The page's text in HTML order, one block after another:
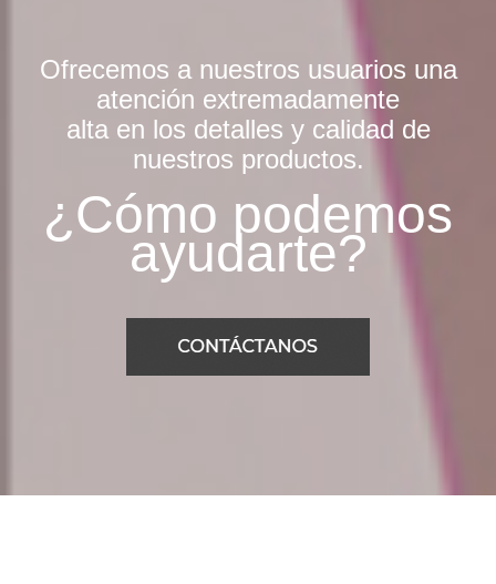
Ofrecemos a nuestros usuarios una
atención extremadamente
alta en los detalles y calidad de
nuestros productos.
¿Cómo podemos
ayudarte?